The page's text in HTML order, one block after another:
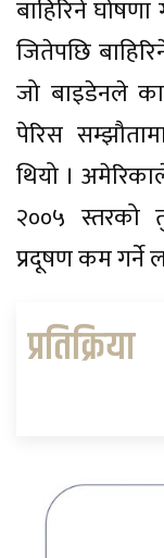
बाहिरिने
जितेपछि
जो बाइडेनले
पेरिस
थियो ।
२००५ स्तरको
प्रदूषण कम गर्ने
प्रतिक्रिया